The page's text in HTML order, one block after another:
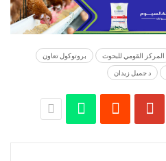
المركز القومي للبحوث بروتوكول تعاون
د جميل زيدان